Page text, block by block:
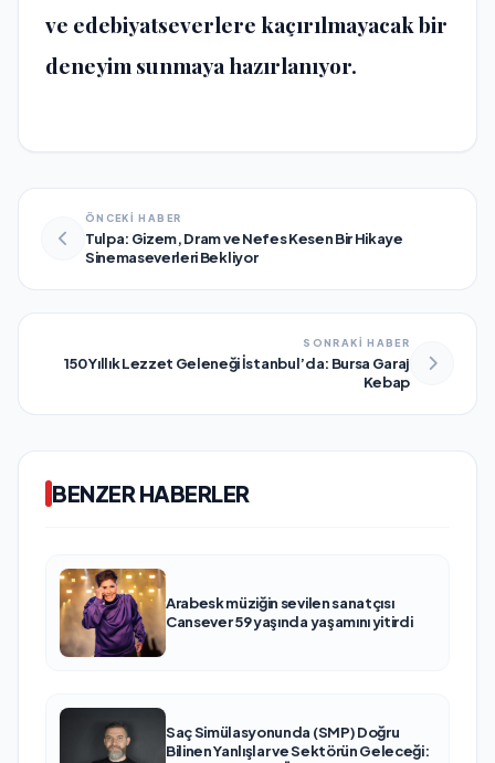
ve edebiyatseverlere kaçırılmayacak bir
deneyim sunmaya hazırlanıyor.
ÖNCEKİ HABER
Tulpa: Gizem, Dram ve Nefes Kesen Bir Hikaye
Sinemaseverleri Bekliyor
SONRAKİ HABER
150 Yıllık Lezzet Geleneği İstanbul’da: Bursa Garaj
Kebap
BENZER HABERLER
Arabesk müziğin sevilen sanatçısı
Cansever 59 yaşında yaşamını yitirdi
Saç Simülasyonunda (SMP) Doğru
Bilinen Yanlışlar ve Sektörün Geleceği: